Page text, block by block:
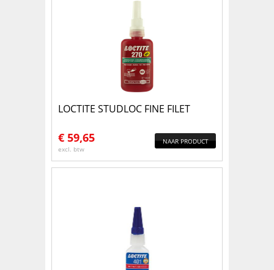
LOCTITE STUDLOC FINE FILET
€ 59,65
excl. btw
NAAR PRODUCT